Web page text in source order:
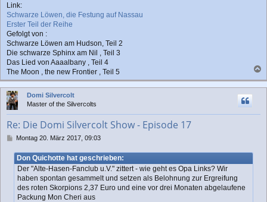
Link:
Schwarze Löwen, die Festung auf Nassau
Erster Teil der Reihe
Gefolgt von :
Schwarze Löwen am Hudson, Teil 2
Die schwarze Sphinx am Nil , Teil 3
Das Lied von Aaaalbany , Teil 4
The Moon , the new Frontier , Teil 5
a
c
Domi Silvercolt
Master of the Silvercolts
Re: Die Domi Silvercolt Show - Episode 17
B
i
t
Montag 20. März 2017, 09:03
Don Quichotte hat geschrieben:
Der "Alte-Hasen-Fanclub u.V." zittert - wie geht es Opa Links? Wir
haben spontan gesammelt und setzen als Belohnung zur Ergreifung
des roten Skorpions 2,37 Euro und eine vor drei Monaten abgelaufene
Packung Mon Cheri aus